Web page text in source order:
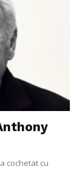
cochetat cu